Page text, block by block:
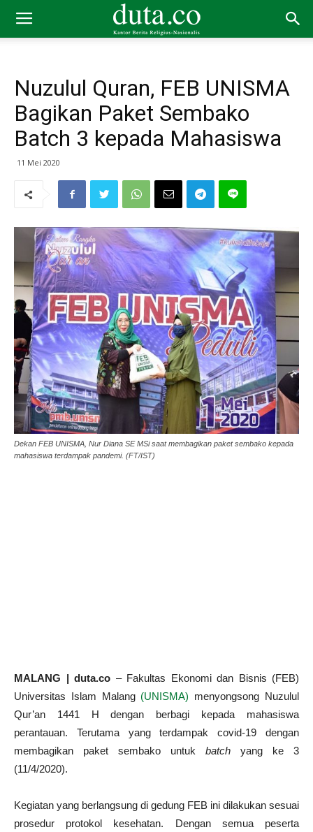
Nuzulul Quran, FEB UNISMA
Bagikan Paket Sembako
Batch 3 kepada Mahasiswa
11 Mei 2020
Dekan FEB UNISMA, Nur Diana SE MSi saat membagikan paket sembako kepada
mahasiswa terdampak pandemi. (FT/IST)
MALANG | duta.co – Fakultas Ekonomi dan Bisnis (FEB)
Universitas Islam Malang (UNISMA) menyongsong Nuzulul
Qur’an 1441 H dengan berbagi kepada mahasiswa
perantauan. Terutama yang terdampak covid-19 dengan
membagikan paket sembako untuk batch yang ke 3
(11/4/2020).
Kegiatan yang berlangsung di gedung FEB ini dilakukan sesuai
prosedur protokol kesehatan. Dengan semua peserta